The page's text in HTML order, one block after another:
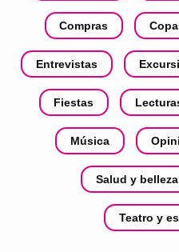
Compras
Entrevistas
Fiestas
Música
Salud y belleza
Teatro y